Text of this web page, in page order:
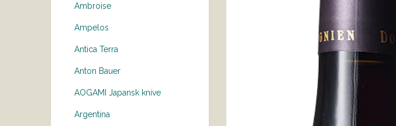
Ambroise
Ampelos
Antica Terra
Anton Bauer
AOGAMI Japansk knive
Argentina